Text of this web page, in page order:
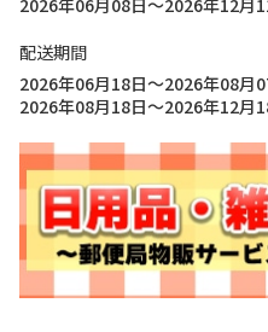
2026年06月08日～2026年12月
配送期間
2026年06月18日～2026年08月
2026年08月18日～2026年12月